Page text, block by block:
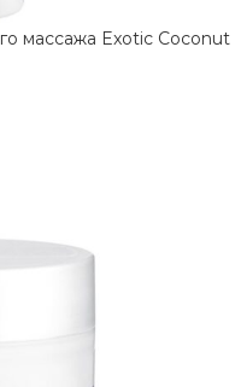
массажа Exotic Coconut